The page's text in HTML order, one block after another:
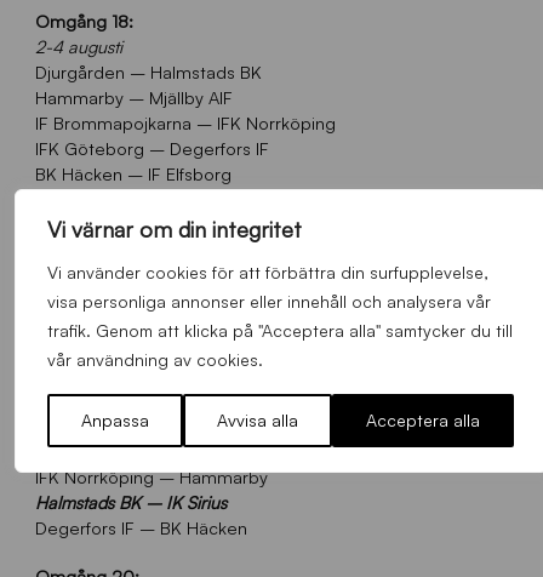
Vi värnar om din integritet
Vi använder cookies för att förbättra din surfupplevelse,
visa personliga annonser eller innehåll och analysera vår
trafik. Genom att klicka på "Acceptera alla" samtycker du till
vår användning av cookies.
Anpassa Avvisa alla Acceptera alla
Omgång 18:
2-4 augusti
Djurgården – Halmstads BK
Hammarby – Mjällby AIF
IF Brommapojkarna – IFK Norrköping
IFK Göteborg – Degerfors IF
BK Häcken – IF Elfsborg
IK Sirius – Östers IF
Omgång 19:
9-11 augusti
AIK – Djurgården
IF Elfsborg – IFK Värnamo
GAIS – IFK Göteborg
Östers IF – IF Brommapojkarna
Malmö FF – Mjällby AIF
IFK Norrköping – Hammarby
Halmstads BK – IK Sirius
Degerfors IF – BK Häcken